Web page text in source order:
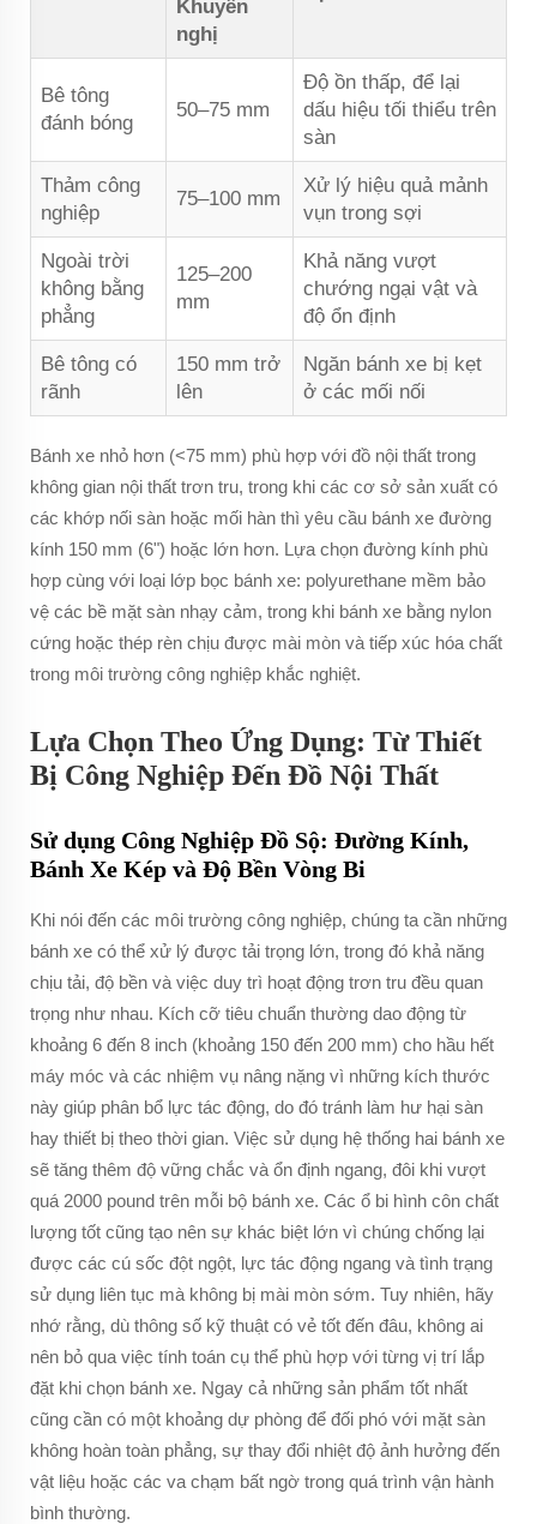
Khuyến
nghị
Bê tông
đánh bóng
50–75 mm
Độ ồn thấp, để lại
dấu hiệu tối thiểu trên
sàn
Thảm công
nghiệp
75–100 mm
Xử lý hiệu quả mảnh
vụn trong sợi
Ngoài trời
không bằng
phẳng
125–200
mm
Khả năng vượt
chướng ngại vật và
độ ổn định
Bê tông có
rãnh
150 mm trở
lên
Ngăn bánh xe bị kẹt
ở các mối nối
Bánh xe nhỏ hơn (<75 mm) phù hợp với đồ nội thất trong
không gian nội thất trơn tru, trong khi các cơ sở sản xuất có
các khớp nối sàn hoặc mối hàn thì yêu cầu bánh xe đường
kính 150 mm (6") hoặc lớn hơn. Lựa chọn đường kính phù
hợp cùng với loại lớp bọc bánh xe: polyurethane mềm bảo
vệ các bề mặt sàn nhạy cảm, trong khi bánh xe bằng nylon
cứng hoặc thép rèn chịu được mài mòn và tiếp xúc hóa chất
trong môi trường công nghiệp khắc nghiệt.
Lựa Chọn Theo Ứng Dụng: Từ Thiết
Bị Công Nghiệp Đến Đồ Nội Thất
Sử dụng Công Nghiệp Đồ Sộ: Đường Kính,
Bánh Xe Kép và Độ Bền Vòng Bi
Khi nói đến các môi trường công nghiệp, chúng ta cần những
bánh xe có thể xử lý được tải trọng lớn, trong đó khả năng
chịu tải, độ bền và việc duy trì hoạt động trơn tru đều quan
trọng như nhau. Kích cỡ tiêu chuẩn thường dao động từ
khoảng 6 đến 8 inch (khoảng 150 đến 200 mm) cho hầu hết
máy móc và các nhiệm vụ nâng nặng vì những kích thước
này giúp phân bổ lực tác động, do đó tránh làm hư hại sàn
hay thiết bị theo thời gian. Việc sử dụng hệ thống hai bánh xe
sẽ tăng thêm độ vững chắc và ổn định ngang, đôi khi vượt
quá 2000 pound trên mỗi bộ bánh xe. Các ổ bi hình côn chất
lượng tốt cũng tạo nên sự khác biệt lớn vì chúng chống lại
được các cú sốc đột ngột, lực tác động ngang và tình trạng
sử dụng liên tục mà không bị mài mòn sớm. Tuy nhiên, hãy
nhớ rằng, dù thông số kỹ thuật có vẻ tốt đến đâu, không ai
nên bỏ qua việc tính toán cụ thể phù hợp với từng vị trí lắp
đặt khi chọn bánh xe. Ngay cả những sản phẩm tốt nhất
cũng cần có một khoảng dự phòng để đối phó với mặt sàn
không hoàn toàn phẳng, sự thay đổi nhiệt độ ảnh hưởng đến
vật liệu hoặc các va chạm bất ngờ trong quá trình vận hành
bình thường.